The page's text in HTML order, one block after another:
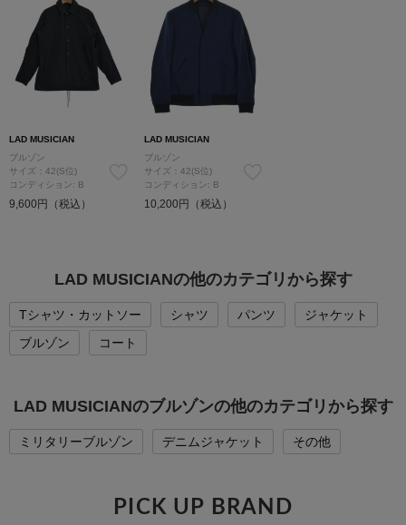
LAD MUSICIAN
ブルゾン
サイズ：42(S位)
コンディション: B
9,600円（税込）
LAD MUSICIAN
ブルゾン
サイズ：42(S位)
コンディション: B
10,200円（税込）
LAD MUSICIANの他のカテゴリから探す
Tシャツ・カットソー シャツ パンツ
ジャケット
ブルゾン
コート
LAD MUSICIANのブルゾンの他のカテゴリから探す
ミリタリーブルゾン デニムジャケット その他
PICK UP BRAND